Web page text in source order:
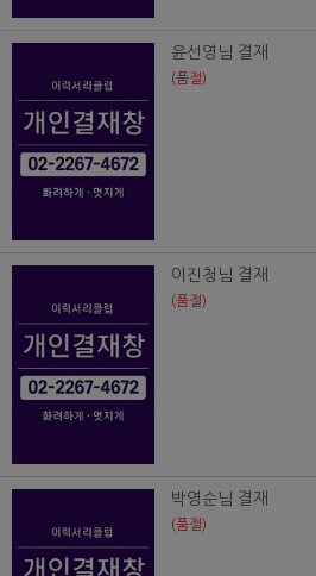
윤선영님 결재
(품절)
이진청님 결재
(품절)
박영순님 결재
(품절)